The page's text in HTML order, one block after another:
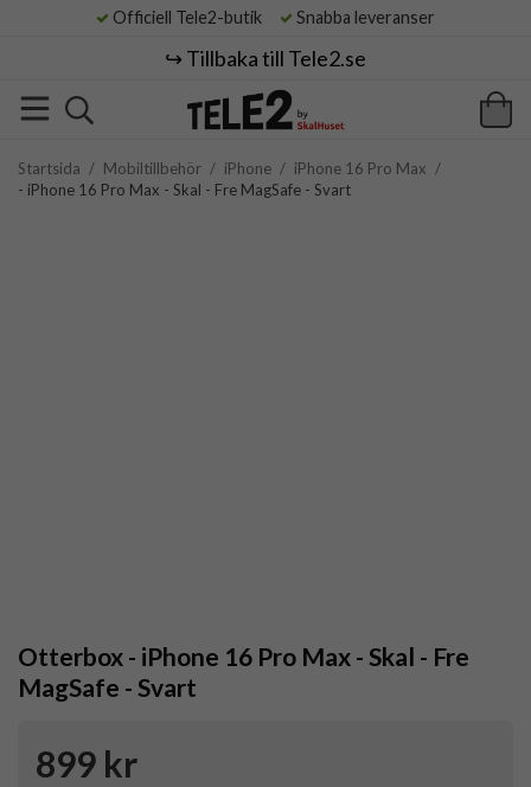
Officiell Tele2-butik Snabba leveranser
↪️ Tillbaka till Tele2.se
Startsida / Mobiltillbehör / iPhone / iPhone 16 Pro Max /
- iPhone 16 Pro Max - Skal - Fre MagSafe - Svart
Otterbox - iPhone 16 Pro Max - Skal - Fre
MagSafe - Svart
899 kr